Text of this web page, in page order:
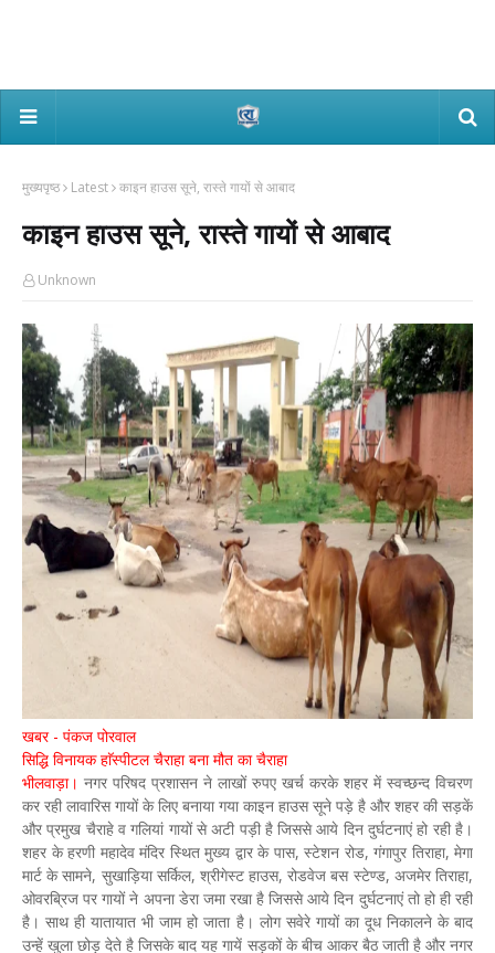
मुख्यपृष्ठ Latest काइन हाउस सूने, रास्ते गायों से आबाद
काइन हाउस सूने, रास्ते गायों से आबाद
Unknown
खबर - पंकज पोरवाल
सिद्धि विनायक हाॅस्पीटल चैराहा बना मौत का चैराहा
भीलवाड़ा। नगर परिषद प्रशासन ने लाखों रुपए खर्च करके शहर में स्वच्छन्द विचरण
कर रही लावारिस गायों के लिए बनाया गया काइन हाउस सूने पड़े है और शहर की सड़कें
और प्रमुख चैराहे व गलियां गायों से अटी पड़ी है जिससे आये दिन दुर्घटनाएं हो रही है।
शहर के हरणी महादेव मंदिर स्थित मुख्य द्वार के पास, स्टेशन रोड, गंगापुर तिराहा, मेगा
मार्ट के सामने, सुखाड़िया सर्किल, श्रीगेस्ट हाउस, रोडवेज बस स्टेण्ड, अजमेर तिराहा,
ओवरब्रिज पर गायों ने अपना डेरा जमा रखा है जिससे आये दिन दुर्घटनाएं तो हो ही रही
है। साथ ही यातायात भी जाम हो जाता है। लोग सवेरे गायों का दूध निकालने के बाद
उन्हें खुला छोड़ देते है जिसके बाद यह गायें सड़कों के बीच आकर बैठ जाती है और नगर